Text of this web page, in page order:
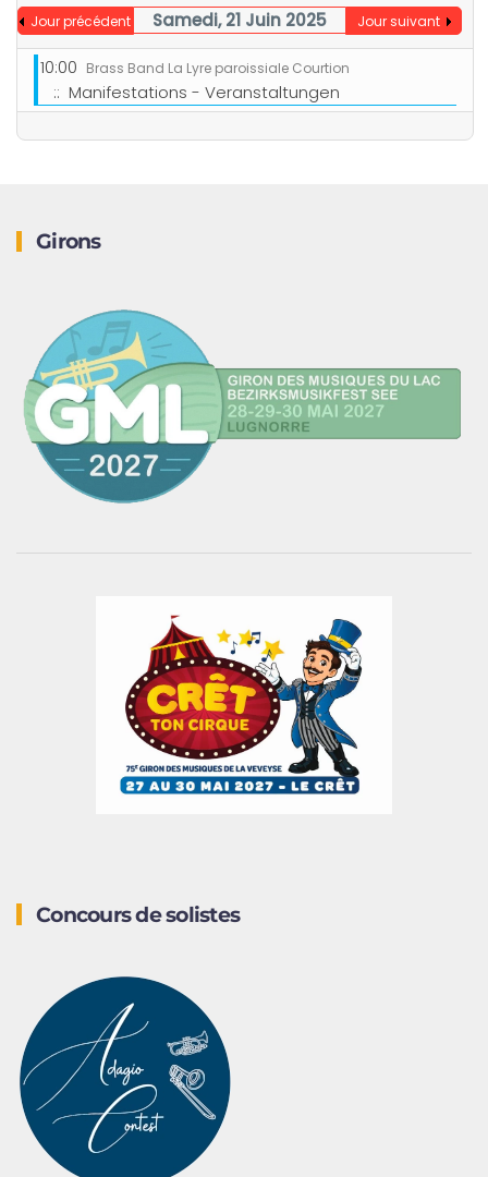
Jour précédent Samedi, 21 Juin 2025 Jour suivant
10:00 Brass Band La Lyre paroissiale Courtion
:: Manifestations - Veranstaltungen
Girons
Concours de solistes